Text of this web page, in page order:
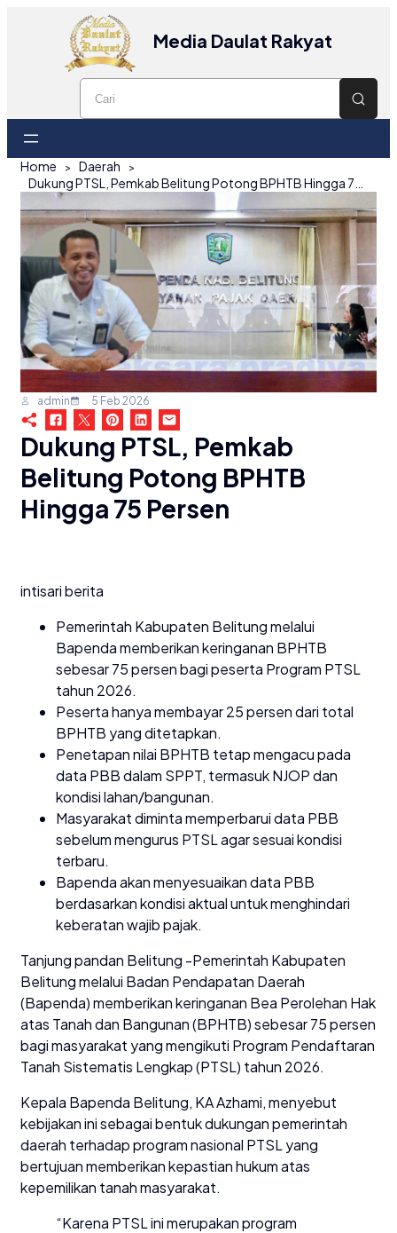
Media Daulat Rakyat
Home
Daerah
admin 5 Feb 2026
Dukung PTSL, Pemkab
Belitung Potong BPHTB
Hingga 75 Persen
intisari berita
Pemerintah Kabupaten Belitung melalui
Bapenda memberikan keringanan BPHTB
sebesar 75 persen bagi peserta Program PTSL
tahun 2026.
Peserta hanya membayar 25 persen dari total
BPHTB yang ditetapkan.
Penetapan nilai BPHTB tetap mengacu pada
data PBB dalam SPPT, termasuk NJOP dan
kondisi lahan/bangunan.
Masyarakat diminta memperbarui data PBB
sebelum mengurus PTSL agar sesuai kondisi
terbaru.
Bapenda akan menyesuaikan data PBB
berdasarkan kondisi aktual untuk menghindari
keberatan wajib pajak.
Tanjung pandan Belitung -Pemerintah Kabupaten
Belitung melalui Badan Pendapatan Daerah
(Bapenda) memberikan keringanan Bea Perolehan Hak
atas Tanah dan Bangunan (BPHTB) sebesar 75 persen
bagi masyarakat yang mengikuti Program Pendaftaran
Tanah Sistematis Lengkap (PTSL) tahun 2026.
Kepala Bapenda Belitung, KA Azhami, menyebut
kebijakan ini sebagai bentuk dukungan pemerintah
daerah terhadap program nasional PTSL yang
bertujuan memberikan kepastian hukum atas
kepemilikan tanah masyarakat.
“Karena PTSL ini merupakan program